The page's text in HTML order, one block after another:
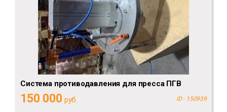
Система противодавления для пресса ПГВ
150 000 руб. ID - 150939